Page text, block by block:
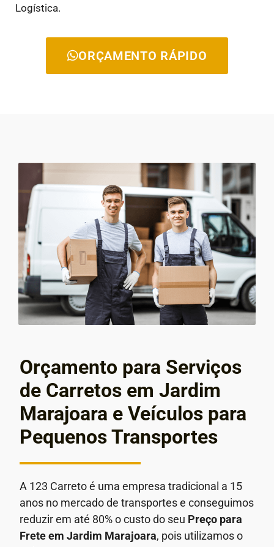
Logística.
ORÇAMENTO RÁPIDO
Orçamento para Serviços
de Carretos em Jardim
Marajoara e Veículos para
Pequenos Transportes
A 123 Carreto é uma empresa tradicional a 15
anos no mercado de transportes e conseguimos
reduzir em até 80% o custo do seu Preço para
Frete em Jardim Marajoara, pois utilizamos o